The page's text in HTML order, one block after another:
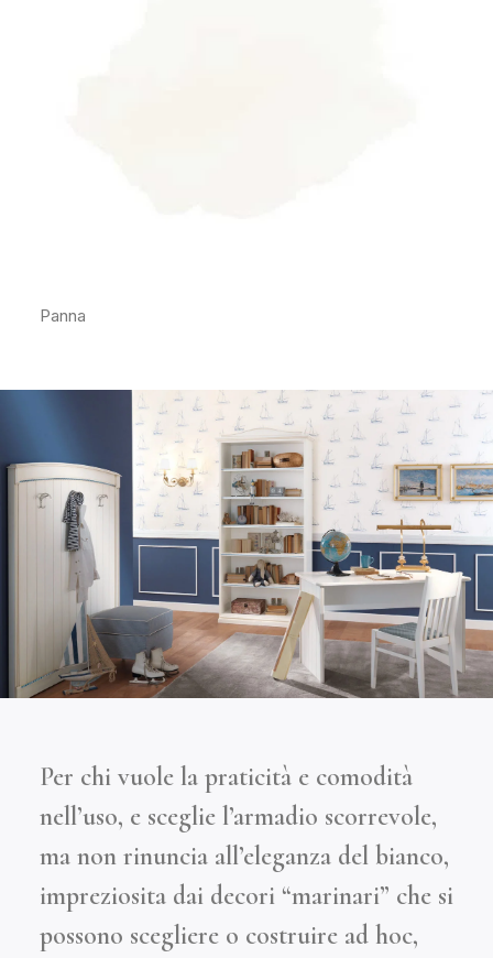
Panna
Per chi vuole la praticità e comodità
nell’uso, e sceglie l’armadio scorrevole,
ma non rinuncia all’eleganza del bianco,
impreziosita dai decori “marinari” che si
possono scegliere o costruire ad hoc,